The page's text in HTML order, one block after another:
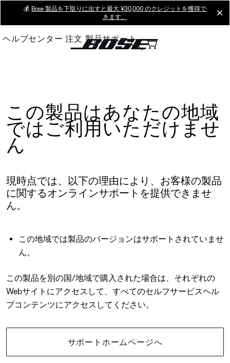
Main
💰 Bose 製品を下取りに出すと最大 ¥30,000 のクレジットを獲得で
きます。
ヘルプセンター 注文 製品サポート
この製品はあなたの地域
ではご利用いただけませ
ん
現時点では、以下の理由により、お客様の製品
に関するオンラインサポートを提供できませ
ん。
この地域では製品のバージョンはサポートされていませ
ん。
この製品を別の国/地域で購入された場合は、それぞれの
Webサイトにアクセスして、すべてのセルフサービスヘル
プコンテンツにアクセスしてください。
サポートホームページへ